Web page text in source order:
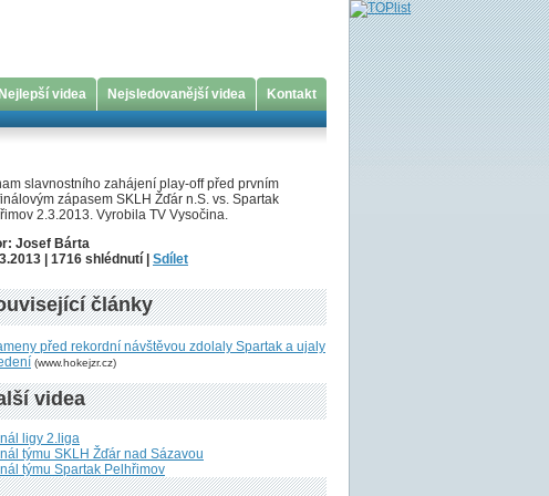
Nejlepší videa Nejsledovanější videa Kontakt
slavnostního zahájení play-off před prvním
zápasem SKLH Žďár n.S. vs. Spartak
2.3.2013. Vyrobila TV Vysočina.
Josef Bárta
| 1716 shlédnutí | Sdílet
články
před rekordní návštěvou zdolaly Spartak a ujaly
(www.hokejzr.cz)
videa
ligy 2.liga
týmu SKLH Žďár nad Sázavou
týmu Spartak Pelhřimov